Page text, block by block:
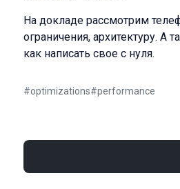
На докладе рассмотрим
ограничения, архитектуру. А
как написать свое с нуля.
#optimizations#performance